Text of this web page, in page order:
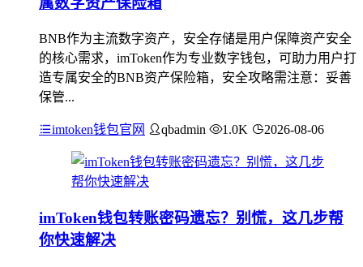
BNB作为主流数字资产，安全存储是用户保障资产安全
的核心需求，imToken作为专业数字钱包，可助力用户打
造专属安全的BNB资产保险箱，安全攻略需注意：妥善
保管...
imtoken钱包官网 qbadmin 1.0K 2026-08-06
imToken钱包转账密码遗忘？别慌，这几步帮
你快速解决